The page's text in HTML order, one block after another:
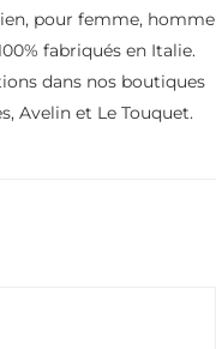
pour femme, homme
fabriqués en Italie.
dans nos boutiques
Avelin et Le Touquet.